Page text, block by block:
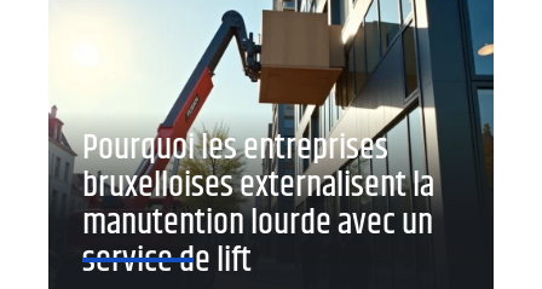
Pourquoi les entreprises
bruxelloises externalisent la
manutention lourde avec un
service de lift